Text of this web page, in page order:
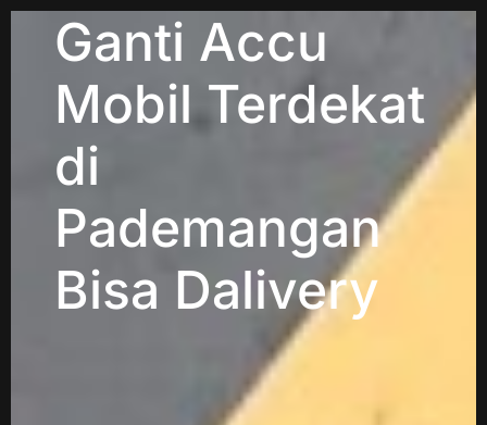
Ganti Accu
Mobil Terdekat
di
Pademangan
Bisa Dalivery